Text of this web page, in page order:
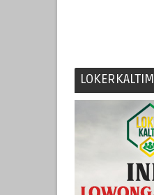
LOKERKALTIM